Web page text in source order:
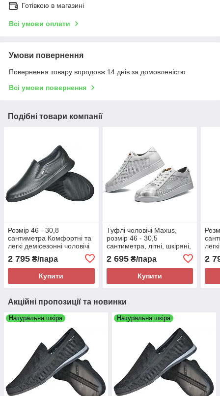
Готівкою в магазині
Всі умови оплати
Умови повернення
Повернення товару впродовж 14 днів за домовленістю
Всі умови повернення
Подібні товари компанії
Розмір 46 - 30,8
сантиметра Комфортні та
легкі демісезонні чоловічі
чорні, на підошві з піни
2 795 ₴/пара
Купити
Туфлі чоловічі Maxus,
розмір 46 - 30,5
сантиметра, літні, шкіряні,
2 695₴/пара
Купити
2
Акційні пропозиції та новинки
Натуральна шкіра Натуральна шкіра